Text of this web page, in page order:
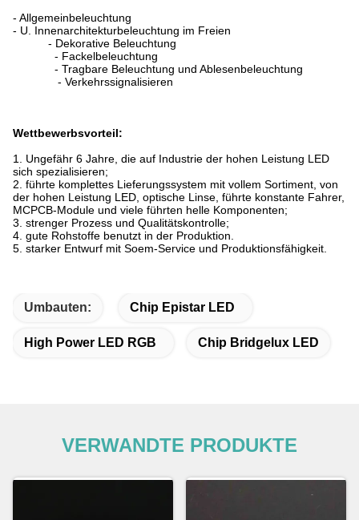
- Allgemeinbeleuchtung
- U. Innenarchitekturbeleuchtung im Freien
- Dekorative Beleuchtung
- Fackelbeleuchtung
- Tragbare Beleuchtung und Ablesenbeleuchtung
- Verkehrssignalisieren
Wettbewerbsvorteil:
1. Ungefähr 6 Jahre, die auf Industrie der hohen Leistung LED
sich spezialisieren;
2. führte komplettes Lieferungssystem mit vollem Sortiment, von
der hohen Leistung LED, optische Linse, führte konstante Fahrer,
MCPCB-Module und viele führten helle Komponenten;
3. strenger Prozess und Qualitätskontrolle;
4. gute Rohstoffe benutzt in der Produktion.
5. starker Entwurf mit Soem-Service und Produktionsfähigkeit.
Umbauten: Chip Epistar LED
High Power LED RGB Chip Bridgelux LED
VERWANDTE PRODUKTE